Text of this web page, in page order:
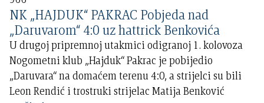
NK „HAJDUK“ PAKRAC Pobjeda nad
„Daruvarom“ 4:0 uz hattrick Benkovića
U drugoj pripremnoj utakmici odigranoj 1. kolovoza
Nogometni klub „Hajduk“ Pakrac je pobijedio
„Daruvara“ na domaćem terenu 4:0, a strijelci su bili
Leon Rendić i trostruki strijelac Matija Benković